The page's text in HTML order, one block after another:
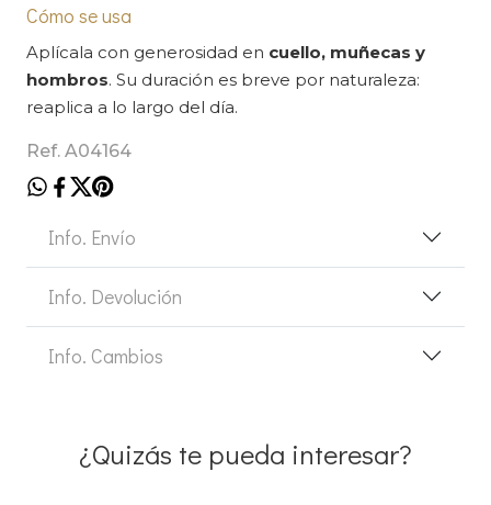
Cómo se usa
Aplícala con generosidad en cuello, muñecas y
hombros. Su duración es breve por naturaleza:
reaplica a lo largo del día.
Ref. A04164
Info. Envío
Info. Devolución
Info. Cambios
¿Quizás te pueda interesar?